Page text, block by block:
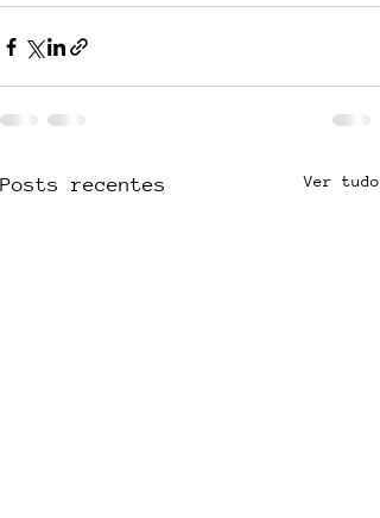
Posts recentes Ver tudo